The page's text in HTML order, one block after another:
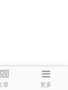
章 更多